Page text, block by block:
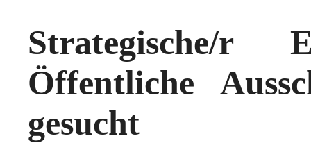
Strategische/r
Öffentliche
gesucht